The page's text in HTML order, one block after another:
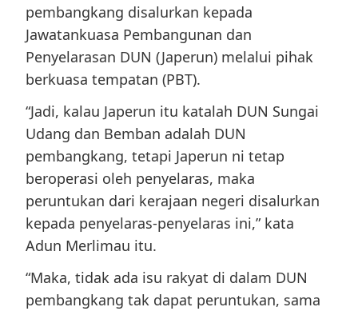
pembangkang disalurkan kepada
Jawatankuasa Pembangunan dan
Penyelarasan DUN (Japerun) melalui pihak
berkuasa tempatan (PBT).
“Jadi, kalau Japerun itu katalah DUN Sungai
Udang dan Bemban adalah DUN
pembangkang, tetapi Japerun ni tetap
beroperasi oleh penyelaras, maka
peruntukan dari kerajaan negeri disalurkan
kepada penyelaras-penyelaras ini,” kata
Adun Merlimau itu.
“Maka, tidak ada isu rakyat di dalam DUN
pembangkang tak dapat peruntukan, sama